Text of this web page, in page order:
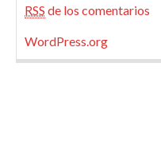
RSS de los comentarios
WordPress.org